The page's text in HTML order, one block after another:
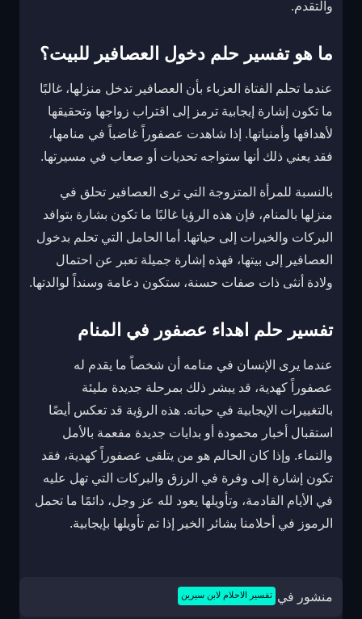
والتقدم.
ما هو تفسير حلم دخول العصافير للبيت؟
عندما تحلم الفتاة العزباء بأن العصافير تدخل منزلها، غالبًا
ما تكون إشارة إيجابية ترمز إلى اقتراب زواجها وتحقيقها
لأهدافها وأمنياتها. إذا شاهدت عصفوراً غاضباً في منامها،
فقد يعني ذلك أنها ستواجه تحديات أو صعاب في مسيرتها.
بالنسبة للمرأة المتزوجة التي ترى العصافير تحلق في
منزلها بالمنام، فإن هذه الرؤيا غالبًا ما تكون بشارة بتوافد
البركات والخيرات إلى حياتها. أما الحامل التي تحلم بدخول
العصافير إلى بيتها، فهذه إشارة جميلة تعبر عن احتمال
ولادة أنثى ذات صفات حسنة، ستكون دعامة وسنداً لوالدتها.
تفسير حلم اهداء عصفور في المنام
عندما يرى الإنسان في منامه أن شخصاً ما يقدم له
عصفوراً كهدية، قد يبشر ذلك بمرحلة جديدة مليئة
بالتغييرات الإيجابية في حياته. هذه الرؤية قد تعكس أيضًا
استقبال أخبار محمودة أو بدايات جديدة مفعمة بالأمل
والنماء. وإذا كان الحالم هو من يتلقى عصفوراً كهدية، فقد
تكون إشارة إلى وفرة في الرزق والبركات التي تهل عليه
في الأيام القادمة، وتأويلها يعود لله عز وجل، دائمًا ما تحمل
الرموز في أحلامنا بشائر الخير إذا تم تأويلها بإيجابية.
منشور في تفسير الاحلام لابن سيرين